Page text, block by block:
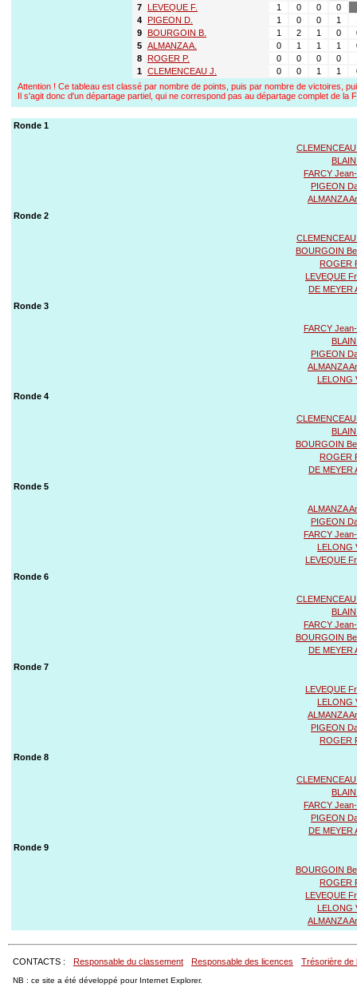
7
LEVEQUE F. 1 0 0
0
4
PIGEON D. 1 0 0 1
9
BOURGOIN B. 1 2 1 0
5 ALMANZA A. 0 1 1 1
8
ROGER P. 0 0 0 0
1 CLEMENCEAU J. 0 0 1 1
Attention ! Ce tableau est classé par nombre de points, puis par nombre de victoires,
Il s'agit donc d'un départage partiel, qui ne correspond pas au départage complet de la
Ronde 1
FARCY
PIGEON
ALMANZA
Ronde 2
BOURGOIN
ROGER
LEVEQUE
DE MEYER
Ronde 3
FARCY
PIGEON
ALMANZA
LELONG
Ronde 4
BOURGOIN
ROGER
DE MEYER
Ronde 5
ALMANZA
PIGEON
FARCY
LELONG
LEVEQUE
Ronde 6
FARCY
BOURGOIN
DE MEYER
Ronde 7
LEVEQUE
LELONG
ALMANZA
PIGEON
ROGER
Ronde 8
FARCY
PIGEON
DE MEYER
Ronde 9
BOURGOIN
ROGER
LEVEQUE
LELONG
ALMANZA
CONTACTS : Responsable du classement Responsable des licences Trésorière de
NB : ce site a été développé pour Internet Explorer.